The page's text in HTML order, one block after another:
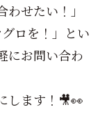
せたい！」
ロを！」とい
にお問い合わ
します！🎥👀